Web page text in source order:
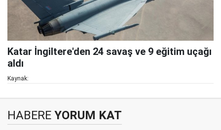
Katar İngiltere'den 24 savaş ve 9 eğitim uçağı
aldı
Kaynak:
HABERE YORUM KAT